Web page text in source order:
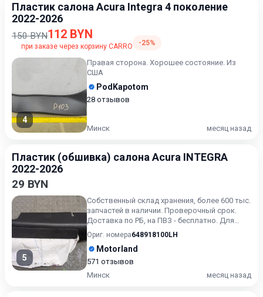
Пластик салона Acura Integra 4 поколение
2022-2026
150 BYN112 BYN
при заказе через корзину CARRO -25%
4
Правая сторона. Хорошее состояние. Из
США
PodKapotom
28 отзывов
Минск месяц назад
Пластик (обшивка) салона Acura INTEGRA
2022-2026
29 BYN
5
Собственный склад хранения, более 600 тыс.
запчастей в наличии. Проверочный срок.
Доставка по РБ, на ПВЗ - бесплатно. Для
получения актуальн...
Ориг. номера648918100LH
Motorland
571 отзывов
Минск
месяц назад